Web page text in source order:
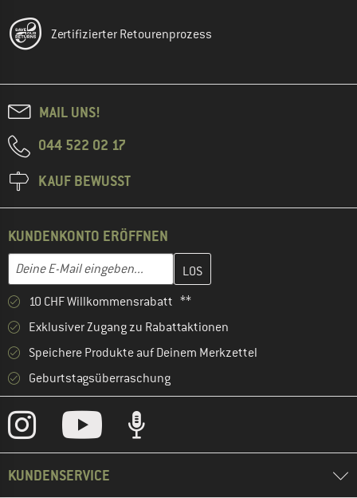
Zertifizierter Retourenprozess
MAIL UNS!
044 522 02 17
KAUF BEWUSST
KUNDENKONTO ERÖFFNEN
E-Mail-Adresse
Gib hier deine E-Mail-Adresse ein und erstelle im nächsten
10 CHF Willkommensrabatt **
Exklusiver Zugang zu Rabattaktionen
Speichere Produkte auf Deinem Merkzettel
Geburtstagsüberraschung
KUNDENSERVICE